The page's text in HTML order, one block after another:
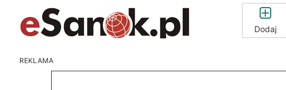
Dodaj
REKLAMA